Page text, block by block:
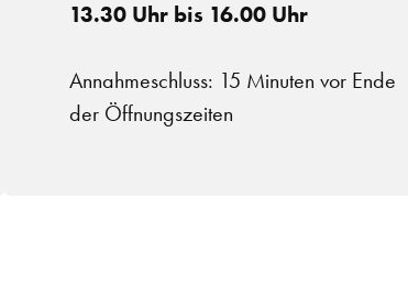
13.30 Uhr bis 16.00 Uhr
Annahmeschluss: 15 Minuten vor Ende
der Öffnungszeiten